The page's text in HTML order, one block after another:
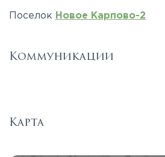
Поселок Новое Карпово-2
Коммуникации
Карта